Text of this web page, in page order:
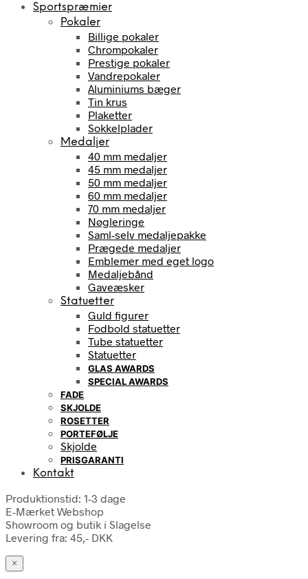
Sportspræmier
Pokaler
Billige pokaler
Chrompokaler
Prestige pokaler
Vandrepokaler
Aluminiums bæger
Tin krus
Plaketter
Sokkelplader
Medaljer
40 mm medaljer
45 mm medaljer
50 mm medaljer
60 mm medaljer
70 mm medaljer
Nøgleringe
Saml-selv medaljepakke
Prægede medaljer
Emblemer med eget logo
Medaljebånd
Gaveæsker
Statuetter
Guld figurer
Fodbold statuetter
Tube statuetter
Statuetter
GLAS AWARDS
SPECIAL AWARDS
FADE
SKJOLDE
ROSETTER
PORTEFØLJE
Skjolde
PRISGARANTI
Kontakt
Produktionstid: 1-3 dage
E-Mærket Webshop
Showroom og butik i Slagelse
Levering fra: 45,- DKK
×